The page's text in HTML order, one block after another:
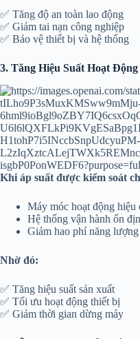
✅ Tăng độ an toàn lao động
✅ Giảm tai nạn công nghiệp
✅ Bảo vệ thiết bị và hệ thống
3. Tăng Hiệu Suất Hoạt
Khi áp suất được kiểm soát
Máy móc hoạt động hiệu
Hệ thống vận hành ổn
Giảm hao phí năng lượng
Nhờ đó:
✅ Tăng hiệu suất sản xuất
✅ Tối ưu hoạt động thiết bị
✅ Giảm thời gian dừng máy